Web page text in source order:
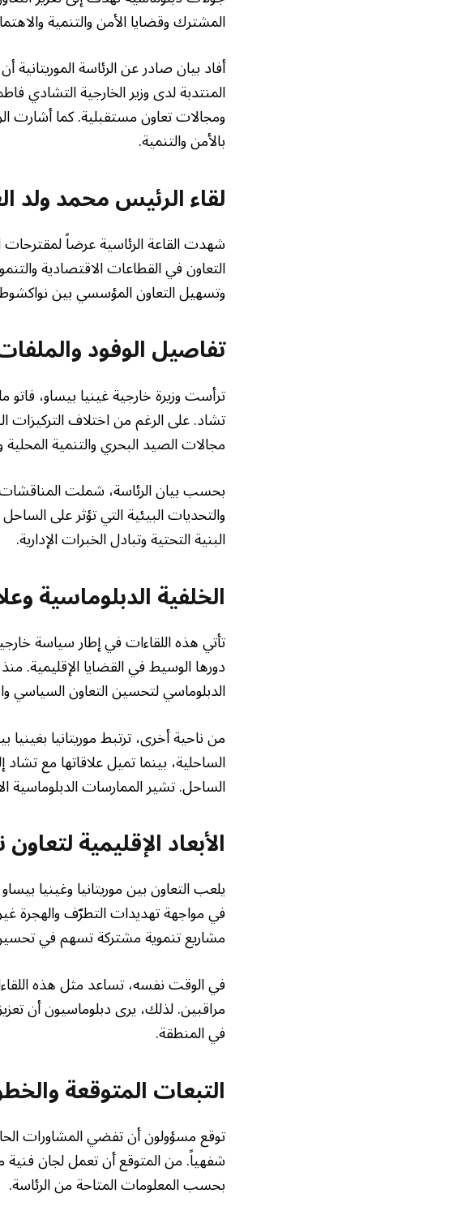
المشترك وقضايا الأمن والتنمية
أفاد بيان صادر عن الرئاسة الموريتانية
المنتدبة لدى وزير الخارجية التشادي
ومجالات تعاون مستقبلية. كما أشارت
بالأمن والتنمية.
لقاء الرئيس محمد ولد
شهدت القاعة الرئاسية عرضاً
التعاون في القطاعات الاقتصادية
وتسهيل التعاون المؤسسي بين نواكشوط
تفاصيل الوفود
ترأست وزيرة خارجية غينيا بيساو، فاتو
تشاد. على الرغم من اختلاف التركيزات
مجالات الصيد البحري والتنمية
بحسب بيان الرئاسة، شملت المناقشات
والتحديات البيئية التي تؤثر على
البنية التحتية وتبادل الخبرات الإدارية.
الخلفية الدبلوماسية
تأتي هذه اللقاءات في إطار سياسة
دورها الوسيط في القضايا الإقليمية.
الدبلوماسي لتحسين التعاون
من ناحية أخرى، ترتبط موريتانيا
الساحلية، بينما تميل علاقاتها مع
الساحل. تشير الممارسات الدبلوماسية
الأبعاد الإقليمية
يلعب التعاون بين موريتانيا وغينيا
في مواجهة تهديدات التطرّف والهجرة
مشاريع تنموية مشتركة تسهم في
في الوقت نفسه، تساعد مثل هذه
مراقبين. لذلك، يرى دبلوماسيون أن
في المنطقة.
التبعات المتوقعة
توقع مسؤولون أن تفضي المشاورات
شفهياً. من المتوقع أن تعمل لجان
بحسب المعلومات المتاحة من الرئاسة.